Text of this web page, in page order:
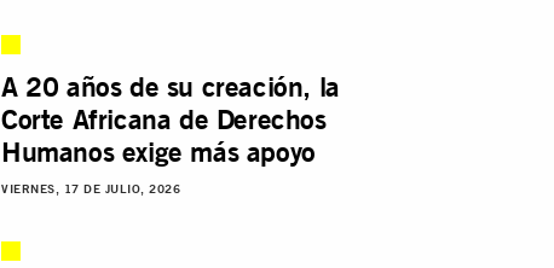
A 20 años de su creación, la
Corte Africana de Derechos
Humanos exige más apoyo
VIERNES, 17 DE JULIO, 2026